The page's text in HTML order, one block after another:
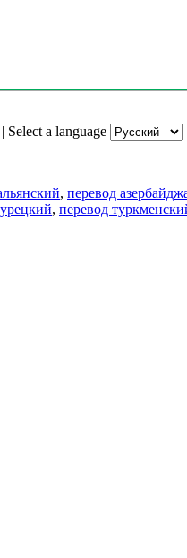
| Select a language
, перевод
, перевод